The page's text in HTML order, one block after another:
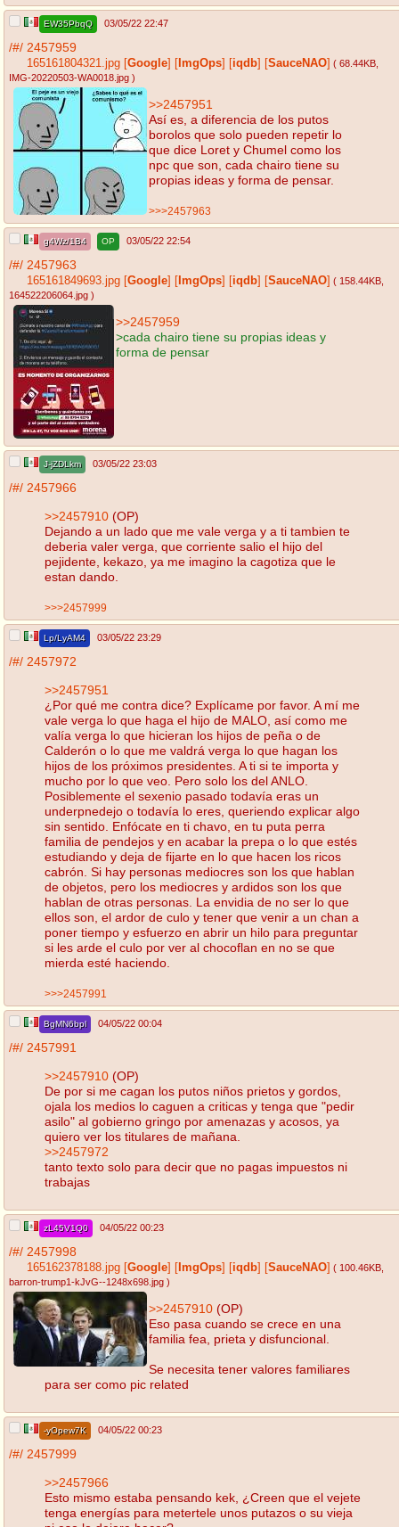
EW35PbqQ 03/05/22 22:47
/#/ 2457959
165161804321.jpg Google ImgOps iqdb SauceNAO ( 68.44KB
IMG-20220503-WA0018.jpg )
>>2457951
Así es, a diferencia de los putos
borolos que solo pueden repetir lo
que dice Loret y Chumel como los
npc que son, cada chairo tiene su
propias ideas y forma de pensar.
>>>2457963
g4Wz/1B4 OP 03/05/22 22:54
/#/ 2457963
165161849693.jpg Google ImgOps iqdb SauceNAO ( 158.44KB
164522206064.jpg )
>>2457959
>cada chairo tiene su propias ideas y
forma de pensar
J-jZDLkm 03/05/22 23:03
/#/ 2457966
>>2457910 (OP)
Dejando a un lado que me vale verga y a ti tambien te
deberia valer verga, que corriente salio el hijo del
pejidente, kekazo, ya me imagino la cagotiza que le
estan dando.
>>>2457999
Lp/LyAM4 03/05/22 23:29
/#/ 2457972
>>2457951
¿Por qué me contra dice? Explícame por favor. A mí me
vale verga lo que haga el hijo de MALO, así como me
valía verga lo que hicieran los hijos de peña o de
Calderón o lo que me valdrá verga lo que hagan los
hijos de los próximos presidentes. A ti si te importa y
mucho por lo que veo. Pero solo los del ANLO.
Posiblemente el sexenio pasado todavía eras un
underpnedejo o todavía lo eres, queriendo explicar algo
sin sentido. Enfócate en ti chavo, en tu puta perra
familia de pendejos y en acabar la prepa o lo que estés
estudiando y deja de fijarte en lo que hacen los ricos
cabrón. Si hay personas mediocres son los que hablan
de objetos, pero los mediocres y ardidos son los que
hablan de otras personas. La envidia de no ser lo que
ellos son, el ardor de culo y tener que venir a un chan a
poner tiempo y esfuerzo en abrir un hilo para preguntar
si les arde el culo por ver al chocoflan en no se que
mierda esté haciendo.
>>>2457991
BgMN6bpl 04/05/22 00:04
/#/ 2457991
>>2457910 (OP)
De por si me cagan los putos niños prietos y gordos,
ojala los medios lo caguen a criticas y tenga que "pedir
asilo" al gobierno gringo por amenazas y acosos, ya
quiero ver los titulares de mañana.
>>2457972
tanto texto solo para decir que no pagas impuestos ni
trabajas
zL45V1Q0 04/05/22 00:23
/#/ 2457998
165162378188.jpg Google ImgOps iqdb SauceNAO ( 100.46KB
barron-trump1-kJvG--1248x698.jpg )
>>2457910 (OP)
Eso pasa cuando se crece en una
familia fea, prieta y disfuncional.
Se necesita tener valores familiares
para ser como pic related
-yOpew7K 04/05/22 00:23
/#/ 2457999
>>2457966
Esto mismo estaba pensando kek, ¿Creen que el vejete
tenga energías para metertele unos putazos o su vieja